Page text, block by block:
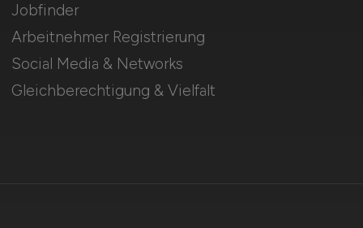
Jobfinder
Arbeitnehmer Registrierung
Social Media & Networks
Gleichberechtigung & Vielfalt